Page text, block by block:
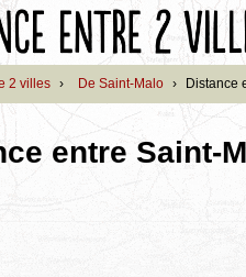
2 villes › De Saint-Malo › Distance
entre Saint-